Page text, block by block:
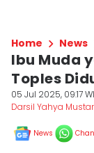
Home News
Ibu Muda
Toples
05 Jul 2025, 09:17
Darsil Yahya
News